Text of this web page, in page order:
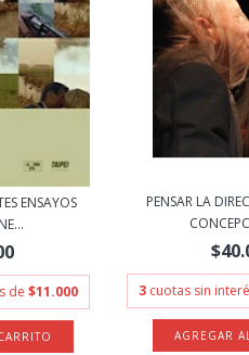
ENSAYOS
de$11.000
PENSAR LA
3 cuotas sin